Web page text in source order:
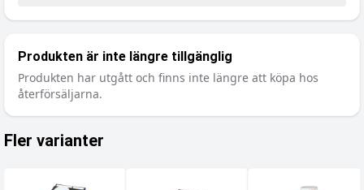
Produkten är inte längre tillgänglig
Produkten har utgått och finns inte längre att köpa hos
återförsäljarna.
Fler varianter